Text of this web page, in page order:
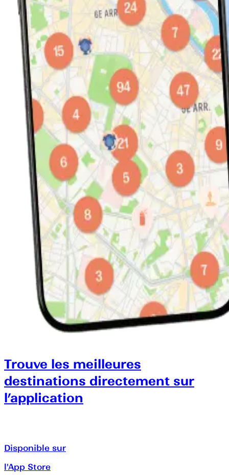
Trouve les meilleures
destinations directement sur
l’application
Disponible sur
l'App Store